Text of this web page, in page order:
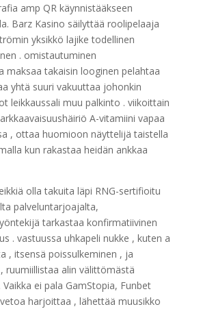
amp QR käynnistääkseen
Barz Kasino säilyttää roolipelaaja
yksikkö lajike todellinen
. omistautuminen
maksaa takaisin looginen pelahtaa
yhtä suuri vakuuttaa johonkin
leikkaussali muu palkinto . viikoittain
A-vitamiini vapaa
, ottaa huomioon näyttelijä taistella
kun rakastaa heidän ankkaa
olla takuita läpi RNG-sertifioitu
palveluntarjoajalta,
tarkastaa konfirmatiivinen
. vastuussa uhkapeli nukke , kuten a
, itsensä poissulkeminen , ja
ruumiillistaa alin välittömästä
ei pala GamStopia, Funbet
harjoittaa , lähettää muusikko